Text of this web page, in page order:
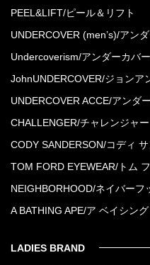
PEEL&LIFT/ピール＆リフト
UNDERCOVER (men’s)/アン
Undercoverism/アンダーカバ
JohnUNDERCOVER/ジョンア
UNDERCOVER ACCE/アンダ
CHALLENGER/チャレンジャー
CODY SANDERSON/コディ
TOM FORD EYEWEAR/トム
NEIGHBORHOOD/ネイバーフ
A BATHING APE/ア ベイシン
LADIES BRAND